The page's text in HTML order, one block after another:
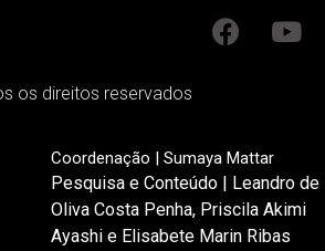
os direitos reservados
Coordenação | Sumaya Mattar
Pesquisa e Conteúdo | Leandro de
Oliva Costa Penha, Priscila Akimi
Ayashi e Elisabete Marin Ribas